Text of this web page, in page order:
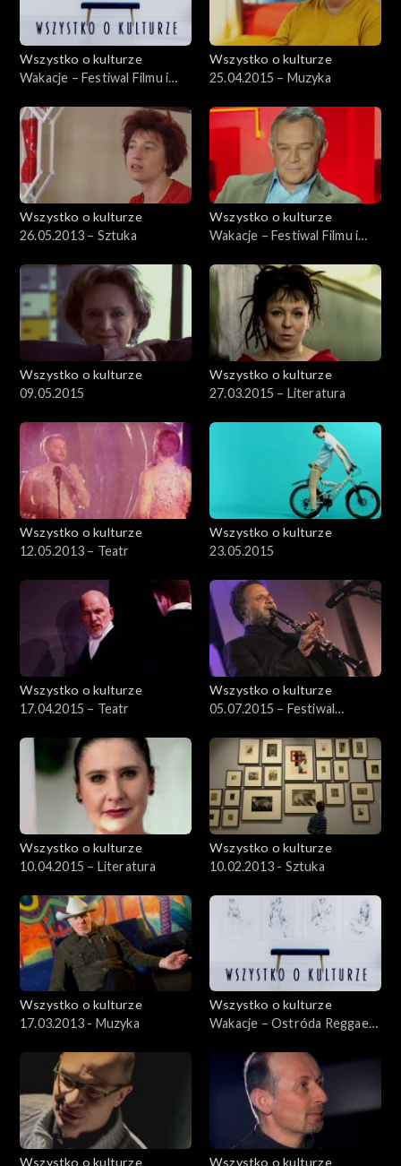
Wszystko o kulturze
Wakacje – Festiwal Filmu i
1.08.2012
Wszystko o kulturze
25.04.2015 – Muzyka
Wszystko o kulturze
26.05.2013 – Sztuka
Wszystko o kulturze
Wakacje – Festiwal Filmu i
29.07.2012, cz.2
Wszystko o kulturze
09.05.2015
Wszystko o kulturze
27.03.2015 – Literatura
Wszystko o kulturze
12.05.2013 – Teatr
Wszystko o kulturze
23.05.2015
Wszystko o kulturze
17.04.2015 – Teatr
Wszystko o kulturze
05.07.2015 – Festiwal
Wszystko o kulturze
10.04.2015 – Literatura
Wszystko o kulturze
10.02.2013 - Sztuka
Wszystko o kulturze
17.03.2013 - Muzyka
Wszystko o kulturze
Wakacje – Ostróda Reggae
Wszystko o kulturze
Wszystko o kulturze